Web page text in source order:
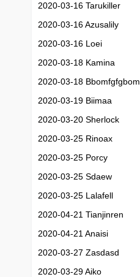
2020-03-16 Tarukiller
2020-03-16 Azusalily
2020-03-16 Loei
2020-03-18 Kamina
2020-03-18 Bbomfgfgbom
2020-03-19 Biimaa
2020-03-20 Sherlock
2020-03-25 Rinoax
2020-03-25 Porcy
2020-03-25 Sdaew
2020-03-25 Lalafell
2020-04-21 Tianjinren
2020-04-21 Anaisi
2020-03-27 Zasdasd
2020-03-29 Aiko